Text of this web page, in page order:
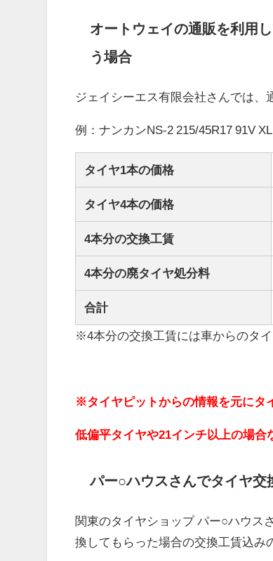
オートウェイの通販を利用
う場合
ジェイシーエス有限会社さんでは、
例：ナンカンNS-2 215/45R17 91V XL
タイヤ1本の価格
タイヤ4本の価格
4本分の交換工賃
4本分の廃タイヤ処分料
合計
※4本分の交換工賃には車からのタ
※タイヤピットからの情報を元にタ
低偏平タイヤや21インチ以上の場合
パー○ハウスさんでタイヤ交
関東のタイヤショップ パー○ハウス
換してもらった場合の交換工賃込み